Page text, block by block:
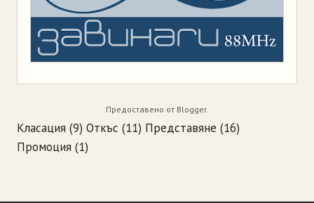
Предоставено от Blogger.
Класация (9) Откъс (11) Представяне (16)
Промоция (1)